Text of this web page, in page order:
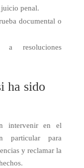
juicio penal.
documental o
resoluciones
ha sido
intervenir en el
particular para
y reclamar la